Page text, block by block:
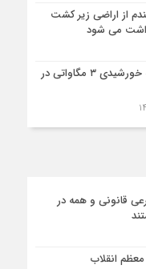
تن گندم از اراضی زیر کشت
می شود
آیین کلنگ‌زنی نیروگاه خورشیدی ۳ مگاواتی در
قانونی و همه در